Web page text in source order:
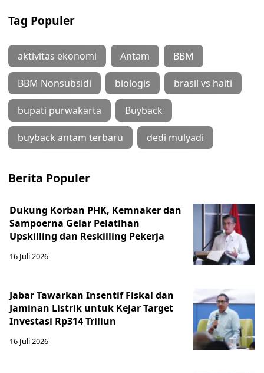
Tag Populer
aktivitas ekonomi Antam BBM
BBM Nonsubsidi biologis brasil vs haiti
bupati purwakarta Buyback
buyback antam terbaru dedi mulyadi
Berita Populer
Dukung Korban PHK, Kemnaker dan
Sampoerna Gelar Pelatihan
Upskilling dan Reskilling Pekerja
16 Juli 2026
Jabar Tawarkan Insentif Fiskal dan
Jaminan Listrik untuk Kejar Target
Investasi Rp314 Triliun
16 Juli 2026